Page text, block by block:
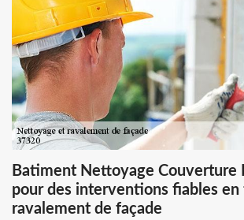
Batiment Nettoyage Couverture
pour des interventions fiables en
ravalement de façade